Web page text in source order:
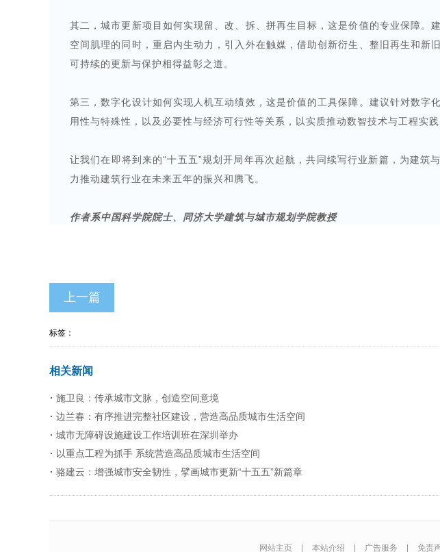
其二，城市更新项目如何实现留、改、拆、拼再生目标，这是价值的专业保障。
空间肌理的同时，重启内生动力，引入外在触媒，借助创新衍生、整旧再生和新
可持续的更新与保护相得益彰之道。
第三，数字化设计如何实现人机互动绩效，这是价值的工具保障。建议针对数字
用性与特殊性，以及必要性与经济可行性等关系，以实质推动数智技术与工程实践
让我们在即将到来的“十五五”规划开局年再次起航，共同续写行业新篇，为建筑
力推动建筑行业在未来五年的振兴和腾飞。
作者系中国科学院院士、同济大学建筑与城市规划学院教授
上一篇
标签：
相关新闻
施卫良：传承城市文脉，创造空间意境
边兰春：有序推进完整社区建设，营造高品质城市生活空间
城市无障碍设施建设工作培训班在深圳举办
以重点工程为抓手 系统营造高品质城市生活空间
骆建云：增强城市安全韧性，擘画城市更新“十五五”新篇章
网站主页 本站介绍 广告服务 免责